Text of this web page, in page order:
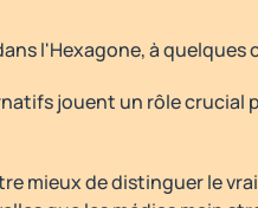
l'Hexagone, à
jouent un rôle
mieux de distinguer le